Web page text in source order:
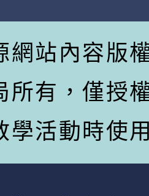
網站內容版
所有，僅授
學活動時使